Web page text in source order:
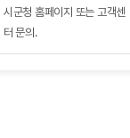
시군청 홈페이지 또는 고객센
터 문의.